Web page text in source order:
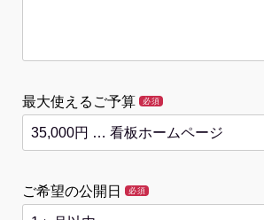
最大使えるご予算 必須
ご希望の公開日 必須